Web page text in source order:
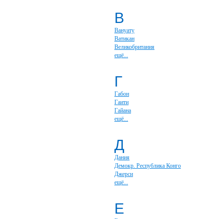
В
Вануату
Ватикан
Великобритания
ещё...
Г
Габон
Гаити
Гайана
ещё...
Д
Дания
Демокр. Республика Конго
Джерси
ещё...
Е